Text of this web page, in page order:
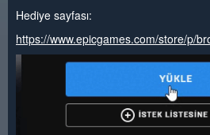
Hediye sayfası:
https://www.epicgames.com/store/p/